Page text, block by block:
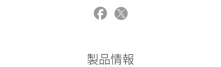
製品情報